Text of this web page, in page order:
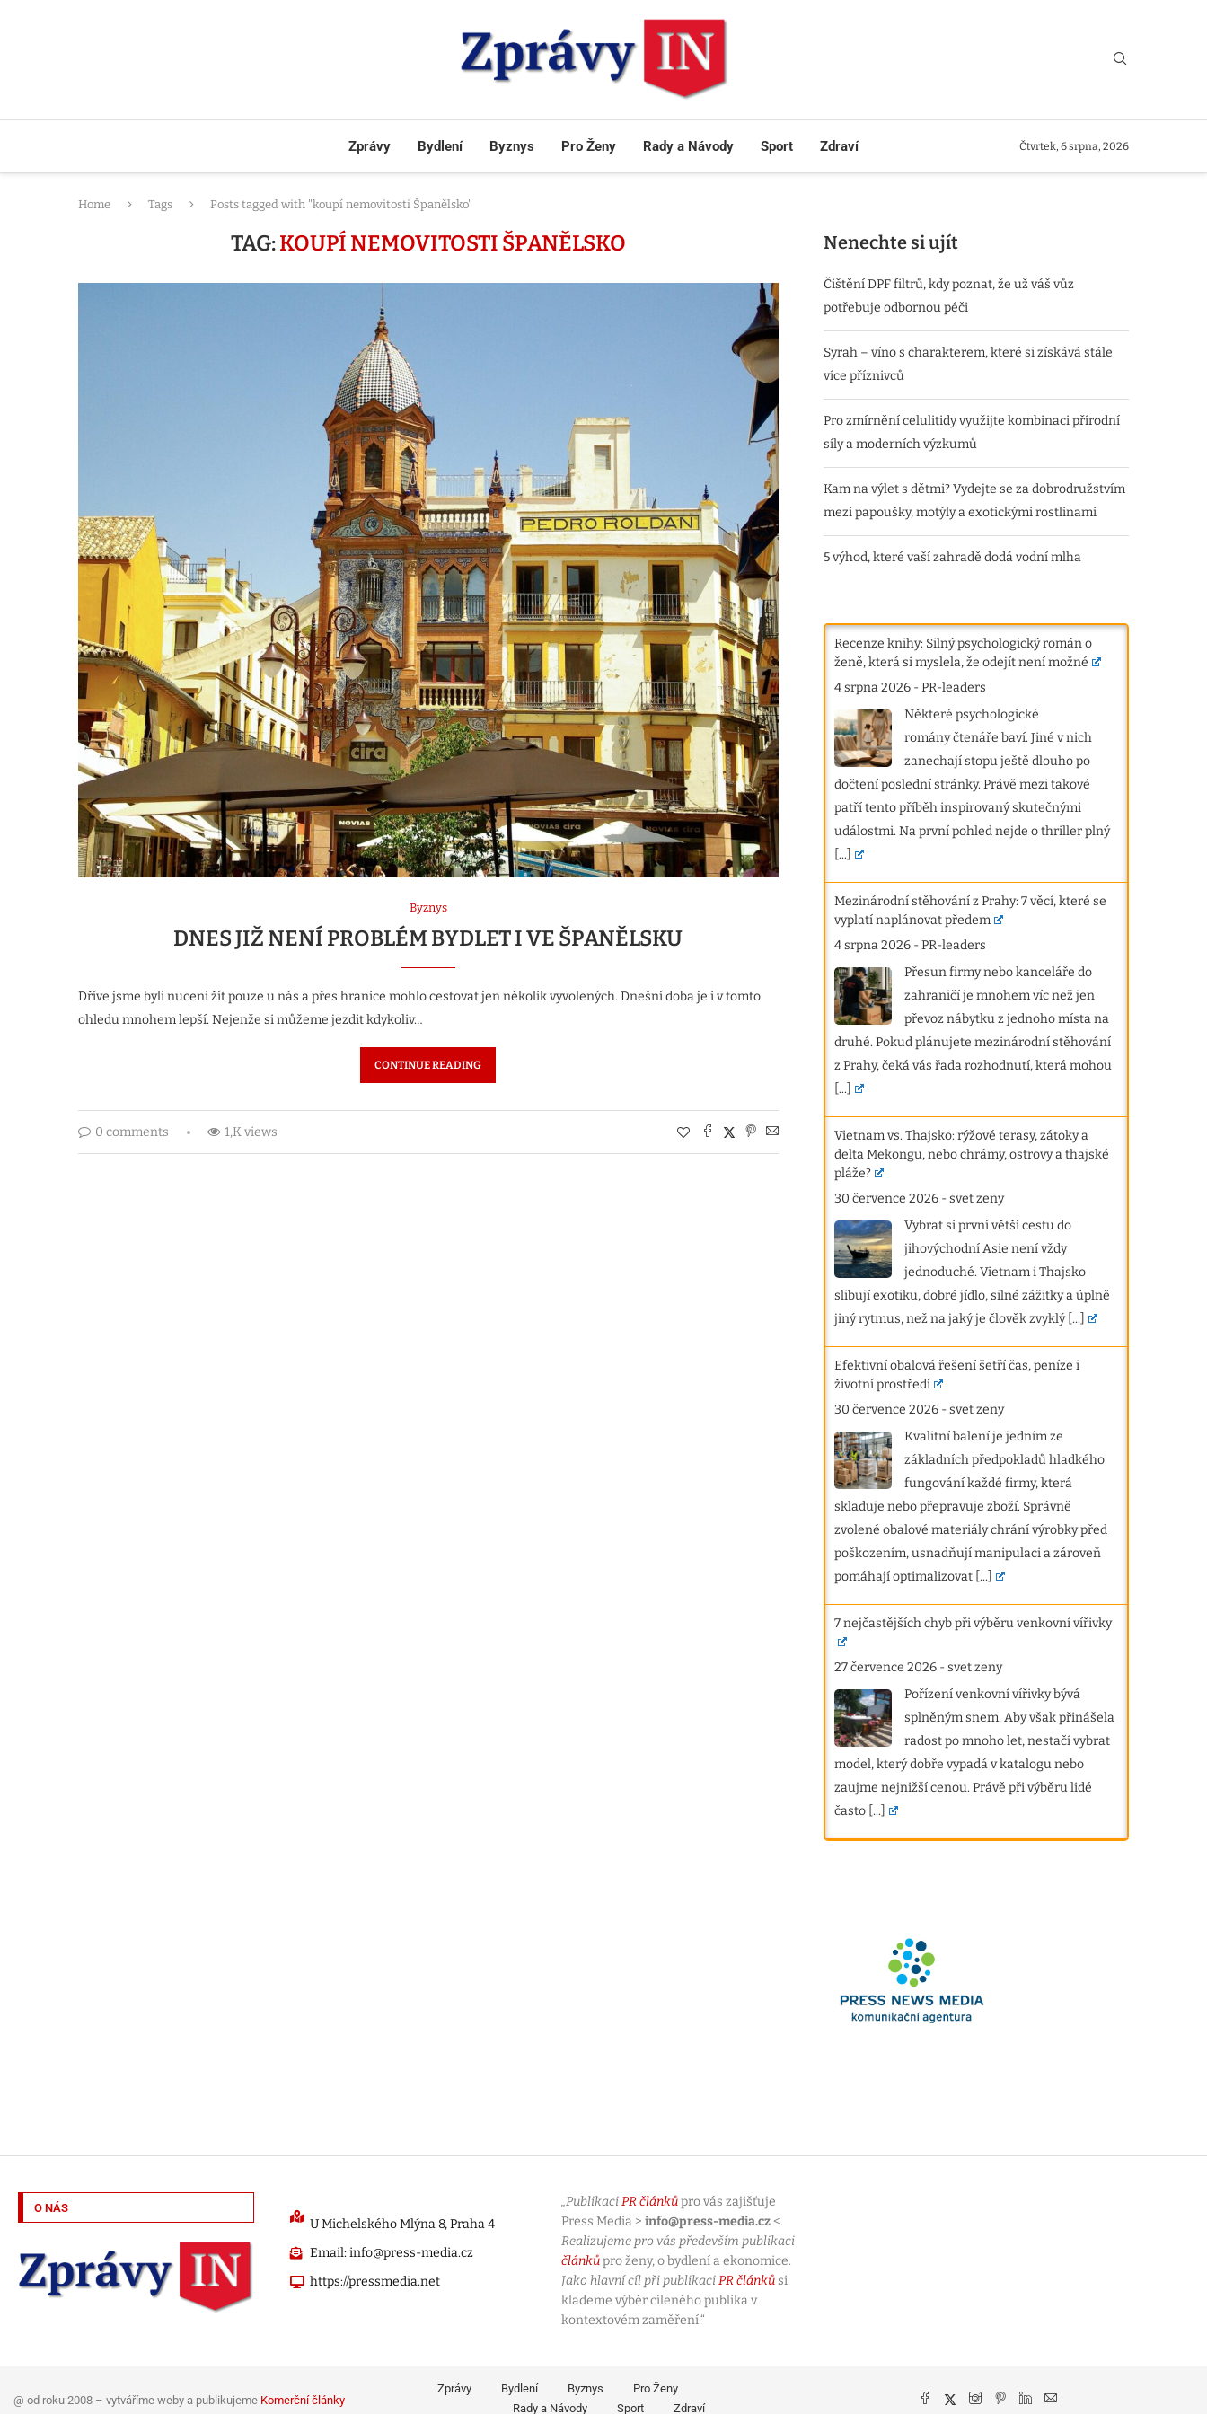
Zprávy Bydlení Byznys Pro Ženy Rady a Návody Sport Zdraví Čtvrtek, 6 srpna, 2026
Home Tags Posts tagged with "koupí nemovitosti Španělsko"
TAG:KOUPÍ NEMOVITOSTI ŠPANĚLSKO
Byznys
DNES JIŽ NENÍ PROBLÉM BYDLET I VE ŠPANĚLSKU
Dříve jsme byli nuceni žít pouze u nás a přes hranice mohlo cestovat jen několik vyvolených. Dnešní doba je i v tomto
ohledu mnohem lepší. Nejenže si můžeme jezdit kdykoliv…
CONTINUE READING
0 comments 1,K views
Nenechte si ujít
Čištění DPF filtrů, kdy poznat, že už váš vůz
potřebuje odbornou péči
Syrah – víno s charakterem, které si získává stále
více příznivců
Pro zmírnění celulitidy využijte kombinaci přírodní
síly a moderních výzkumů
Kam na výlet s dětmi? Vydejte se za dobrodružstvím
mezi papoušky, motýly a exotickými rostlinami
5 výhod, které vaší zahradě dodá vodní mlha
Recenze knihy: Silný psychologický román o
ženě, která si myslela, že odejít není možné
4 srpna 2026 -PR-leaders
Některé psychologické
romány čtenáře baví. Jiné v nich
zanechají stopu ještě dlouho po
dočtení poslední stránky. Právě mezi takové
patří tento příběh inspirovaný skutečnými
událostmi. Na první pohled nejde o thriller plný
[...]
Mezinárodní stěhování z Prahy: 7 věcí, které se
vyplatí naplánovat předem
4 srpna 2026 -PR-leaders
Přesun firmy nebo kanceláře do
zahraničí je mnohem víc než jen
převoz nábytku z jednoho místa na
druhé. Pokud plánujete mezinárodní stěhování
z Prahy, čeká vás řada rozhodnutí, která mohou
[...]
Vietnam vs. Thajsko: rýžové terasy, zátoky a
delta Mekongu, nebo chrámy, ostrovy a thajské
pláže?
30 července 2026 -svet zeny
Vybrat si první větší cestu do
jihovýchodní Asie není vždy
jednoduché. Vietnam i Thajsko
slibují exotiku, dobré jídlo, silné zážitky a úplně
jiný rytmus, než na jaký je člověk zvyklý [...]
Efektivní obalová řešení šetří čas, peníze i
životní prostředí
30 července 2026 -svet zeny
Kvalitní balení je jedním ze
základních předpokladů hladkého
fungování každé firmy, která
skladuje nebo přepravuje zboží. Správně
zvolené obalové materiály chrání výrobky před
poškozením, usnadňují manipulaci a zároveň
pomáhají optimalizovat [...]
7 nejčastějších chyb při výběru venkovní vířivky
27 července 2026 -svet zeny
Pořízení venkovní vířivky bývá
splněným snem. Aby však přinášela
radost po mnoho let, nestačí vybrat
model, který dobře vypadá v katalogu nebo
zaujme nejnižší cenou. Právě při výběru lidé
často [...]
O NÁS
U Michelského Mlýna 8, Praha 4
Email: info@press-media.cz
https://pressmedia.net
„PublikaciPR článkůpro vás zajišťuje
Press Media > info@press-media.cz <.
Realizujeme pro vás především publikaci
článkůpro ženy, o bydlení a ekonomice.
Jako hlavní cíl při publikaciPR článků si
klademe výběr cíleného publika v
kontextovém zaměření.“
@ od roku 2008 – vytváříme weby a publikujeme Komerční články
Zprávy Bydlení Byznys
Pro Ženy
Rady a Návody
Sport Zdraví